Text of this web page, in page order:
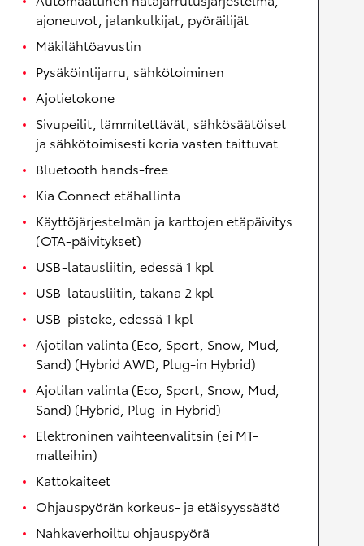
ajoneuvot, jalankulkijat, pyöräilijät
Mäkilähtöavustin
Pysäköintijarru, sähkötoiminen
Ajotietokone
Sivupeilit, lämmitettävät, sähkösäätöiset
ja sähkötoimisesti koria vasten taittuvat
Bluetooth hands-free
Kia Connect etähallinta
Käyttöjärjestelmän ja karttojen etäpäivitys
(OTA-päivitykset)
USB-latausliitin, edessä 1 kpl
USB-latausliitin, takana 2 kpl
USB-pistoke, edessä 1 kpl
Ajotilan valinta (Eco, Sport, Snow, Mud,
Sand) (Hybrid AWD, Plug-in Hybrid)
Ajotilan valinta (Eco, Sport, Snow, Mud,
Sand) (Hybrid, Plug-in Hybrid)
Elektroninen vaihteenvalitsin (ei MT-
malleihin)
Kattokaiteet
Ohjauspyörän korkeus- ja etäisyyssäätö
Nahkaverhoiltu ohjauspyörä